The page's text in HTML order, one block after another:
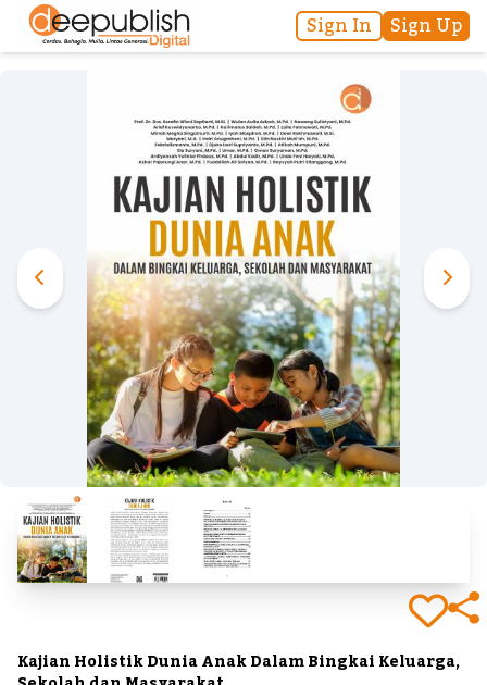
Sign In Sign Up
Kajian Holistik Dunia Anak Dalam Bingkai Keluarga,